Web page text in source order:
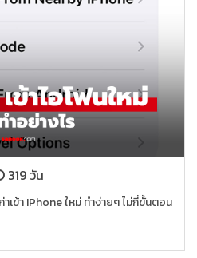
319 วัน
เข้า IPhone ใหม่ ทำง่ายๆ ไม่กี่ขั้นตอน